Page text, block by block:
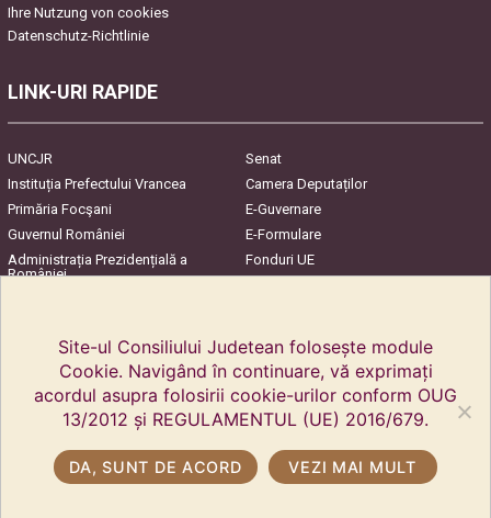
Ihre Nutzung von cookies
Datenschutz-Richtlinie
LINK-URI RAPIDE
UNCJR
Senat
Instituția Prefectului Vrancea
Camera Deputaților
Primăria Focşani
E-Guvernare
Guvernul României
E-Formulare
Administrația Prezidențială a
României
Fonduri UE
Site-ul Consiliului Judetean folosește module
Cookie. Navigând în continuare, vă exprimați
acordul asupra folosirii cookie-urilor conform OUG
13/2012 și REGULAMENTUL (UE) 2016/679.
DA, SUNT DE ACORD VEZI MAI MULT